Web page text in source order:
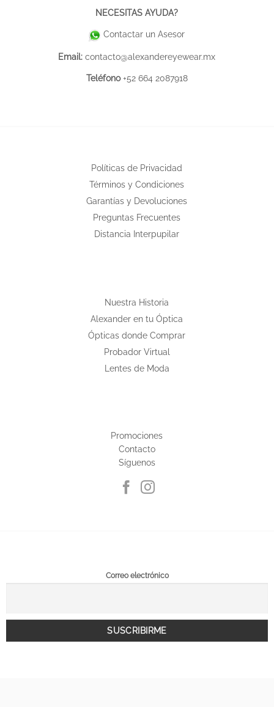
NECESITAS AYUDA?
Contactar un Asesor
Email: contacto@alexandereyewear.mx
Teléfono+52 664 2087918
Políticas de Privacidad
Términos y Condiciones
Garantías y Devoluciones
Preguntas Frecuentes
Distancia Interpupilar
Nuestra Historia
Alexander en tu Óptica
Ópticas donde Comprar
Probador Virtual
Lentes de Moda
Promociones
Contacto
Síguenos
Correo electrónico